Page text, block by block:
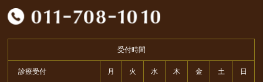
受付時間
診療受付 月 火 水 木 金 土 日